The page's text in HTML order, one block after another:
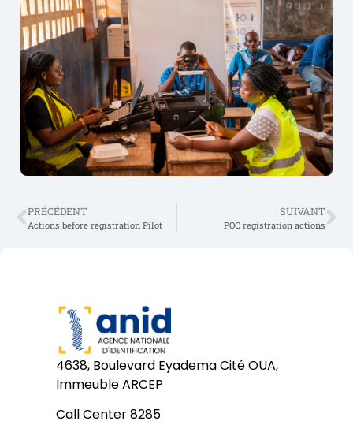
PRÉCÉDENT
Actions before registration Pilot
SUIVANT
POC registration actions
4638, Boulevard Eyadema Cité OUA,
Immeuble ARCEP
Call Center 8285